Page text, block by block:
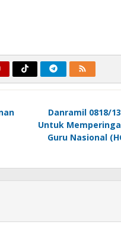
Danramil 0818/
Untuk
Guru Nasional